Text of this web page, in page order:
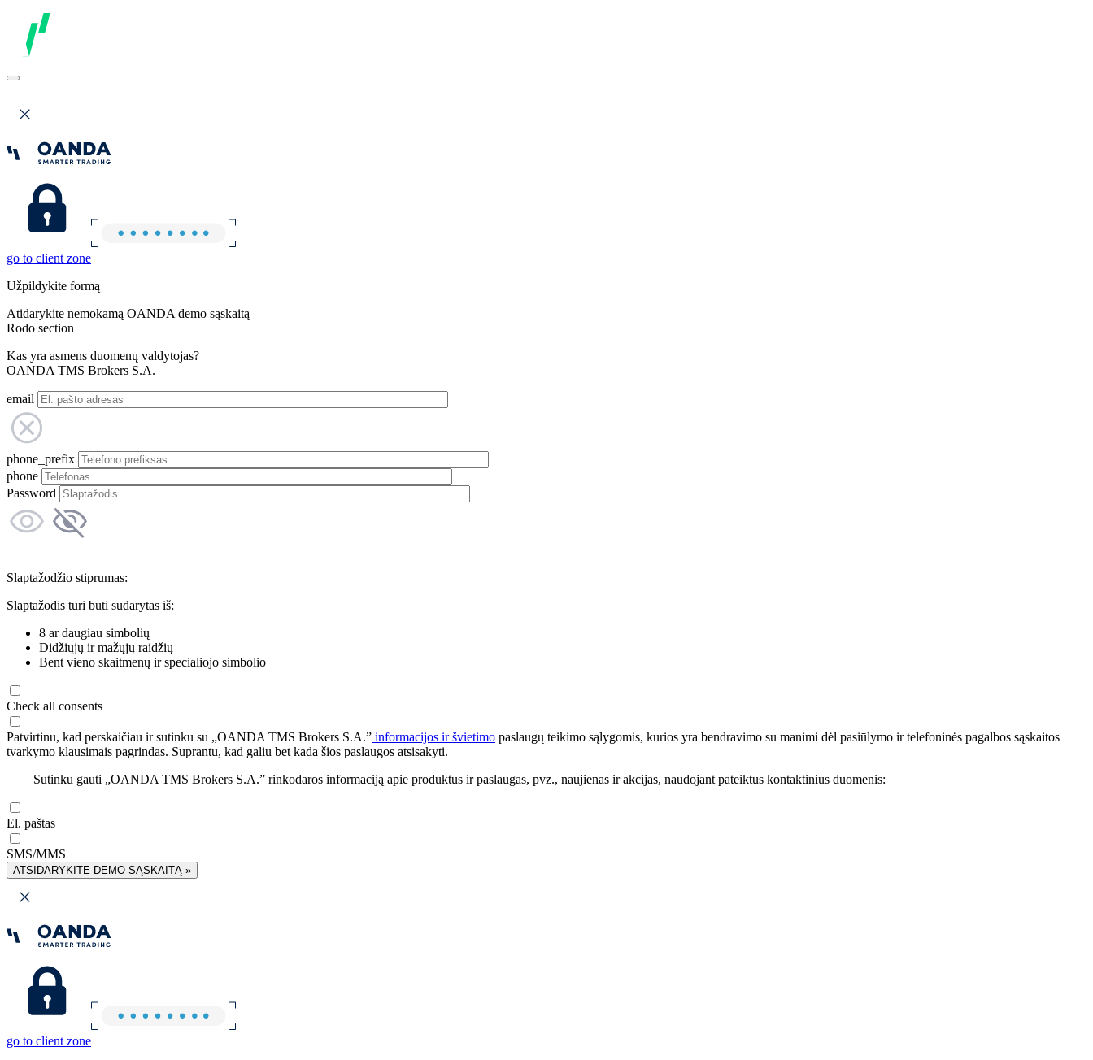
go to client zone
Užpildykite formą
Atidarykite nemokamą OANDA demo sąskaitą
Rodo section
Kas yra asmens duomenų valdytojas?
OANDA TMS Brokers S.A.
email
phone_prefix
phone
Password
Slaptažodžio stiprumas:
Slaptažodis turi būti sudarytas iš:
8 ar daugiau simbolių
Didžiųjų ir mažųjų raidžių
Bent vieno skaitmenų ir specialiojo simbolio
Check all consents
Patvirtinu, kad perskaičiau ir sutinku su „OANDA TMS Brokers S.A.” informacijos ir švietimo paslaugų teikimo sąlygomis, kurios yra bendravimo su manimi dėl pasiūlymo ir telefoninės pagalbos sąskaitos
tvarkymo klausimais pagrindas. Suprantu, kad galiu bet kada šios paslaugos atsisakyti.
Sutinku gauti „OANDA TMS Brokers S.A.” rinkodaros informaciją apie produktus ir paslaugas, pvz., naujienas ir akcijas, naudojant pateiktus kontaktinius duomenis:
El. paštas
SMS/MMS
ATSIDARYKITE DEMO SĄSKAITĄ »
go to client zone